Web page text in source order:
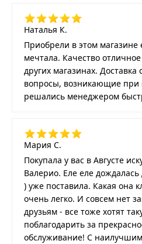
Наталья К.
Приобрели в этом магазине
мечтала. Качество
других магазинах.
вопросы, возникающие при
решались менеджером
Мария С.
Покупала у вас в Августе
Валерио. Еле еле
) уже поставила. Какая она
очень легко. И совсем нет
друзьям - все тоже хотят
поблагодарить за
обслуживание! С